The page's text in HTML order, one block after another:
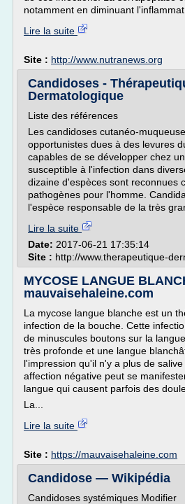
notamment en diminuant
Lire la suite
Site : http://www.nutranews.org
Candidoses -
Dermatologique
Liste des références
Les candidoses cutanéo-
opportunistes dues à des levures
capables de se développer chez
susceptible à l'infection dans
dizaine d'espèces sont reconnues
pathogènes pour l'homme.
l'espèce responsable de la très
Lire la suite
Date: 2017-06-21 17:35:14
Site : http://www.therapeutique-
MYCOSE LANGUE
mauvaisehaleine.com
La mycose langue blanche est un
infection de la bouche. Cette
de minuscules boutons sur la
très profonde et une langue
l'impression qu'il n'y a plus de
affection négative peut se
langue qui causent parfois des
La...
Lire la suite
Site : https://mauvaisehaleine.com
Candidose — Wikipédia
Candidoses systémiques Modifier